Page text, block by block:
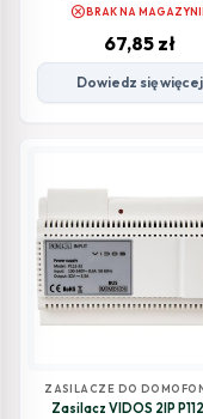
cancelBRAK NA
67,85 zł
Dowiedz się więcej
ZASILACZE DO
WIDEODOMOFONÓW
Zasilacz VIDOS 2IP